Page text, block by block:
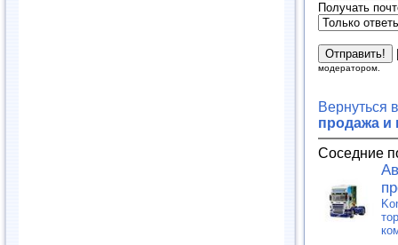
Получать
модератором.
Вернуться
продажа и
Соседние